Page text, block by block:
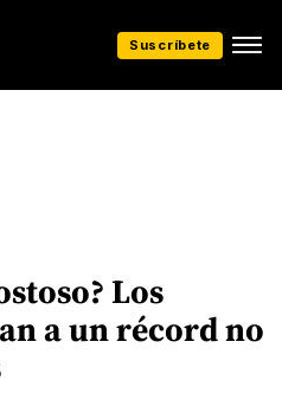
Suscríbete
Los
a un récord no